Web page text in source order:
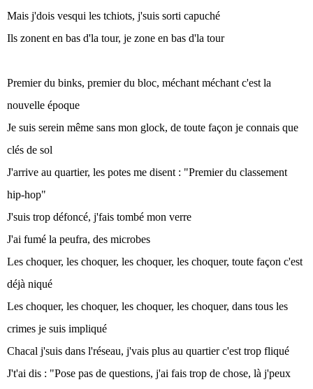
Mais j'dois vesqui les tchiots, j'suis sorti capuché
Ils zonent en bas d'la tour, je zone en bas d'la tour
Premier du binks, premier du bloc, méchant méchant c'est la
nouvelle époque
Je suis serein même sans mon glock, de toute façon je connais que
clés de sol
J'arrive au quartier, les potes me disent : "Premier du classement
hip-hop"
J'suis trop défoncé, j'fais tombé mon verre
J'ai fumé la peufra, des microbes
Les choquer, les choquer, les choquer, les choquer, toute façon c'est
déjà niqué
Les choquer, les choquer, les choquer, les choquer, dans tous les
crimes je suis impliqué
Chacal j'suis dans l'réseau, j'vais plus au quartier c'est trop fliqué
J't'ai dis : "Pose pas de questions, j'ai fais trop de chose, là j'peux